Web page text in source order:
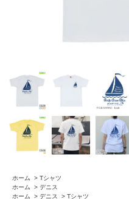
ホーム > Tシャツ
ホーム
> デニス
ホーム
> デニス > Tシャツ